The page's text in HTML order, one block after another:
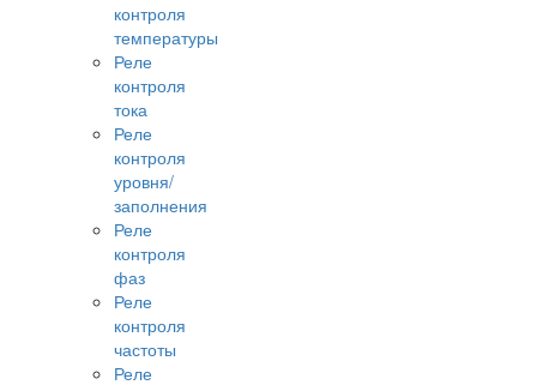
контроля
температуры
Реле
контроля
тока
Реле
контроля
уровня/
заполнения
Реле
контроля
фаз
Реле
контроля
частоты
Реле